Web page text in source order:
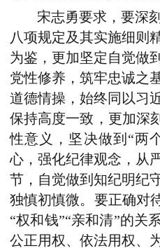
宋志勇要求，要深
八项规定及其实施细则
为鉴，更加坚定自觉做
党性修养，筑牢忠诚之
道德情操，始终同以习
保持高度一致，更加深
性意义，坚决做到“两
心，强化纪律观念，从
节，自觉做到知纪明纪
独慎初慎微。要正确对
“权和钱”“亲和清”的关
公正用权、依法用权、